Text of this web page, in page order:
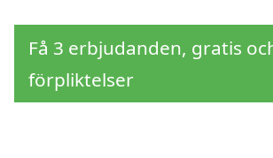
Få 3 erbjudanden, gratis
förpliktelser